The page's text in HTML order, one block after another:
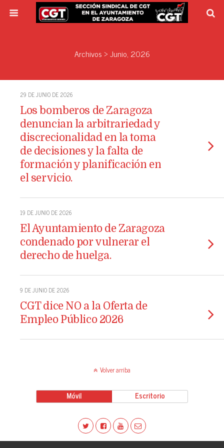
Archivos › Junio, 2026
29 DE JUNIO DE 2026
Los bomberos de Zaragoza
denuncian la arbitrariedad y
discrecionalidad en la toma
de decisiones y la falta de
formación y planificación en
el servicio.
19 DE JUNIO DE 2026
El Ayuntamiento de Zaragoza
condenado por vulnerar el
derecho de huelga.
9 DE JUNIO DE 2026
CGT dice NO a la Oferta de
Empleo Público 2026
Volver arriba
Móvil Escritorio